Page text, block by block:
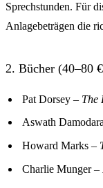
Sprechstunden. Für
Anlagebeträgen die
2. Bücher (40–80
Pat Dorsey – The
Aswath
Howard Marks –
Charlie Munger –